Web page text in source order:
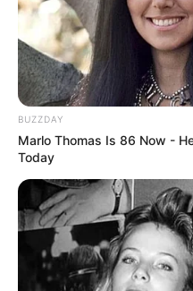
BUZZDAY
Marlo Thomas Is 86 Now -
Today